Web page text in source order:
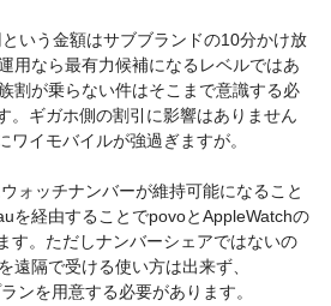
いう金額はサブブランドの10分かけ放
用なら最有力候補になるレベルではあ
割が乗らない件はそこまで意識する必
。ギガホ側の割引に影響はありません
ワイモバイルが強過ぎますが。
ォッチナンバーが維持可能になること
を経由することでpovoとAppleWatchの
す。ただしナンバーシェアではないの
遠隔で受ける使い方は出来ず、
ンを用意する必要があります。